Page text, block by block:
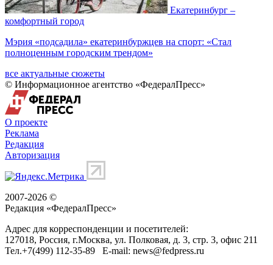
Екатеринбург –
комфортный город
Мэрия «подсадила» екатеринбуржцев на спорт: «Стал
полноценным городским трендом»
все актуальные сюжеты
© Информационное агентство «ФедералПресс»
О проекте
Реклама
Редакция
Авторизация
2007-2026 ©
Редакция «ФедералПресс»
Адрес для корреспонденции и посетителей:
127018, Россия, г.Москва, ул. Полковая, д. 3, стр. 3, офис 211
Тел.+7(499) 112-35-89 E-mail: news@fedpress.ru